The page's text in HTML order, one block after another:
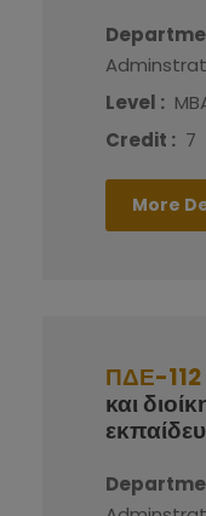
Level :
Credit : 7
More
ΠΔΕ-112
και